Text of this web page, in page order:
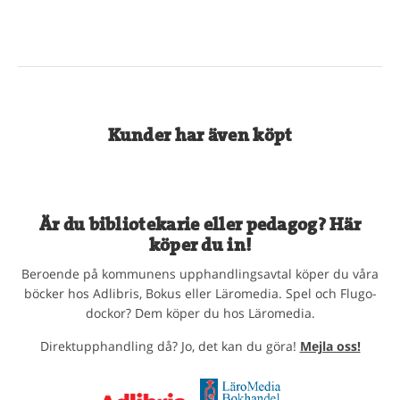
Kunder har även köpt
Är du bibliotekarie eller pedagog? Här
köper du in!
Beroende på kommunens upphandlingsavtal köper du våra
böcker hos Adlibris, Bokus eller Läromedia. Spel och Flugo-
dockor? Dem köper du hos Läromedia.
Direktupphandling då? Jo, det kan du göra! Mejla oss!